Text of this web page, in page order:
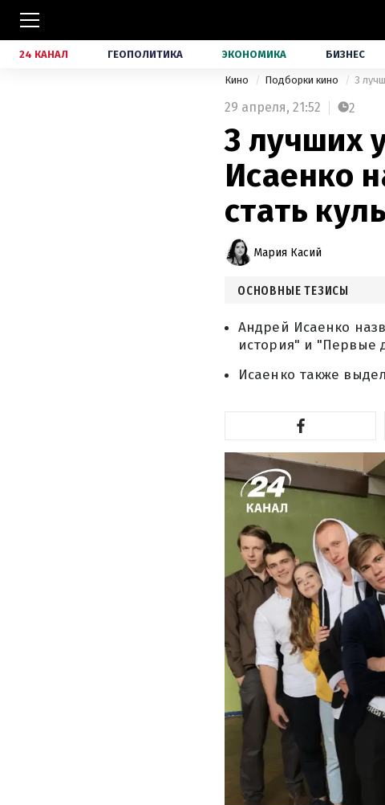
24 КАНАЛ ГЕОПОЛИТИКА ЭКОНОМИКА БИЗНЕС
Кино Подборки кино 3
29 апреля, 21:52 2
3 лучших
Исаенко
стать
Мария Касий
ОСНОВНЫЕ ТЕЗИСЫ
Андрей Исаенко
история" и "Первые
Исаенко также